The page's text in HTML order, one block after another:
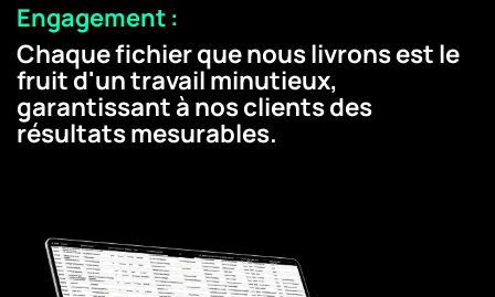
Engagement :
Chaque fichier que nous livrons est le
fruit d'un travail minutieux,
garantissant à nos clients des
résultats mesurables.